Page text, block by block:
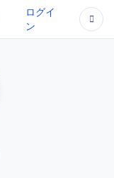
ログイ
ン